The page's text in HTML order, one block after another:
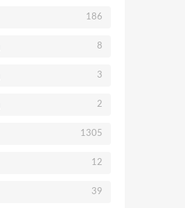
186
8
3
2
1305
12
39